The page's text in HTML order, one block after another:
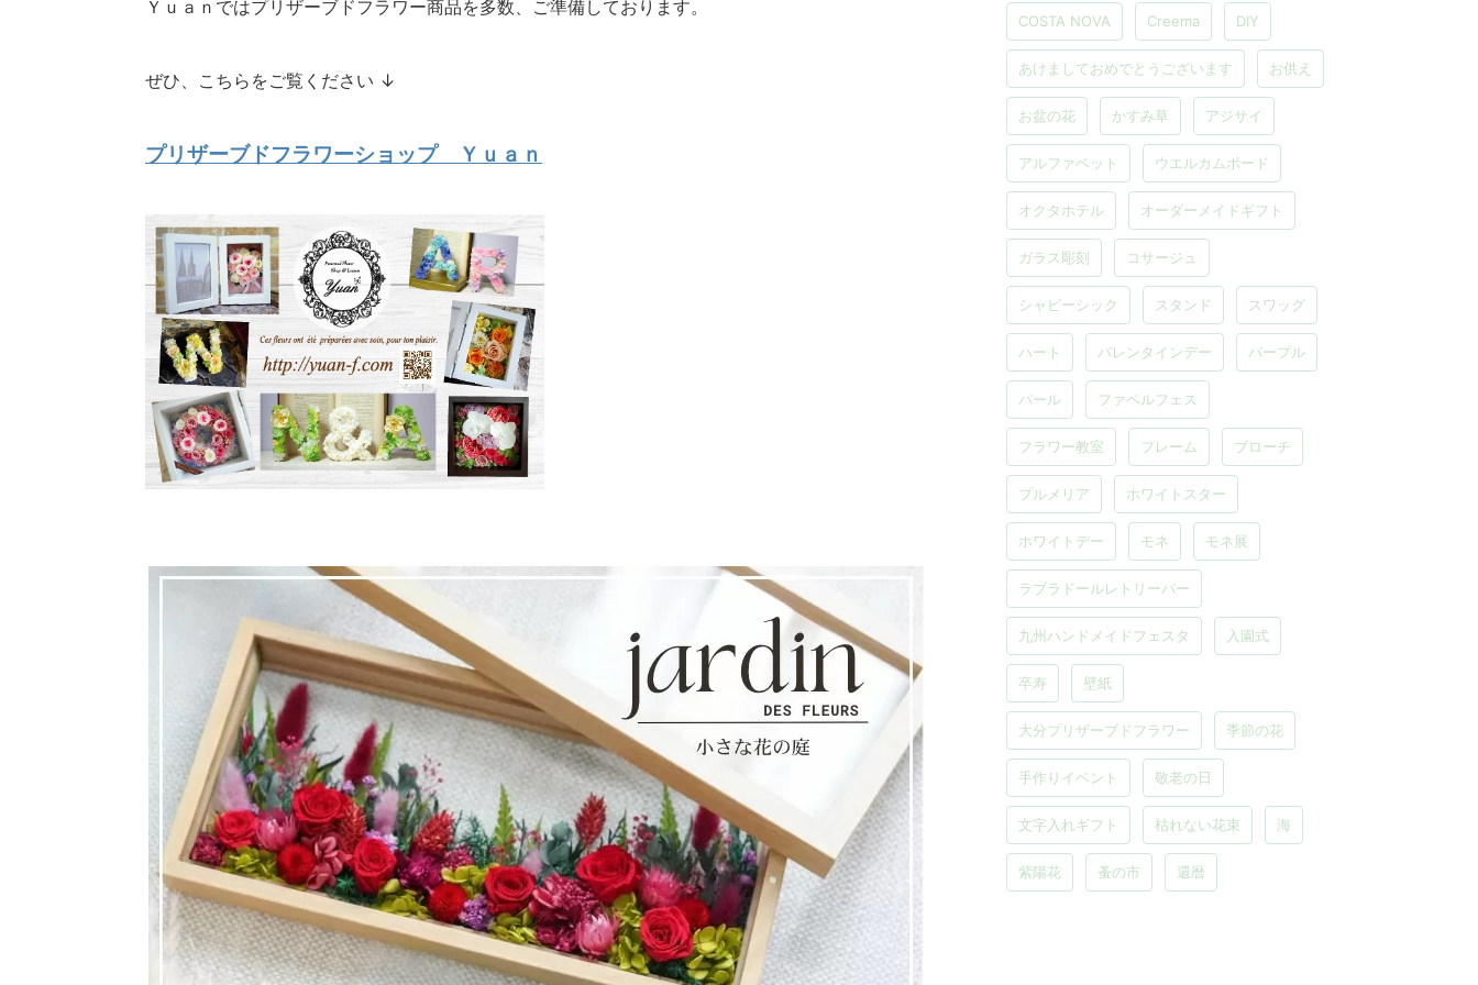
Ｙｕａｎではプリザーブドフラワー商品を多数、ご準備しております。
ぜひ、こちらをご覧ください ↓
プリザーブドフラワーショップ Ｙｕａｎ
COSTA NOVA Creema DIY
あけましておめでとうございます お供え
お盆の花 かすみ草 アジサイ
アルファベット ウエルカムボード
オクタホテル オーダーメイドギフト
ガラス彫刻 コサージュ
シャビーシック スタンド スワッグ
ハート バレンタインデー パープル
パール ファベルフェス
フラワー教室 フレーム ブローチ
プルメリア ホワイトスター
ホワイトデー モネ モネ展
ラブラドールレトリーバー
九州ハンドメイドフェスタ 入園式
卒寿 壁紙
大分プリザーブドフラワー 季節の花
手作りイベント 敬老の日
文字入れギフト 枯れない花束 海
紫陽花 蚤の市 還暦